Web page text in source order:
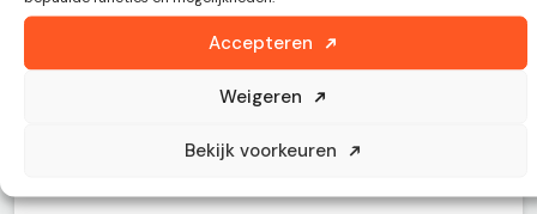
Accepteren
Weigeren
Bekijk voorkeuren
Mitsui MTX18HP24 Airco (5.2kW) –